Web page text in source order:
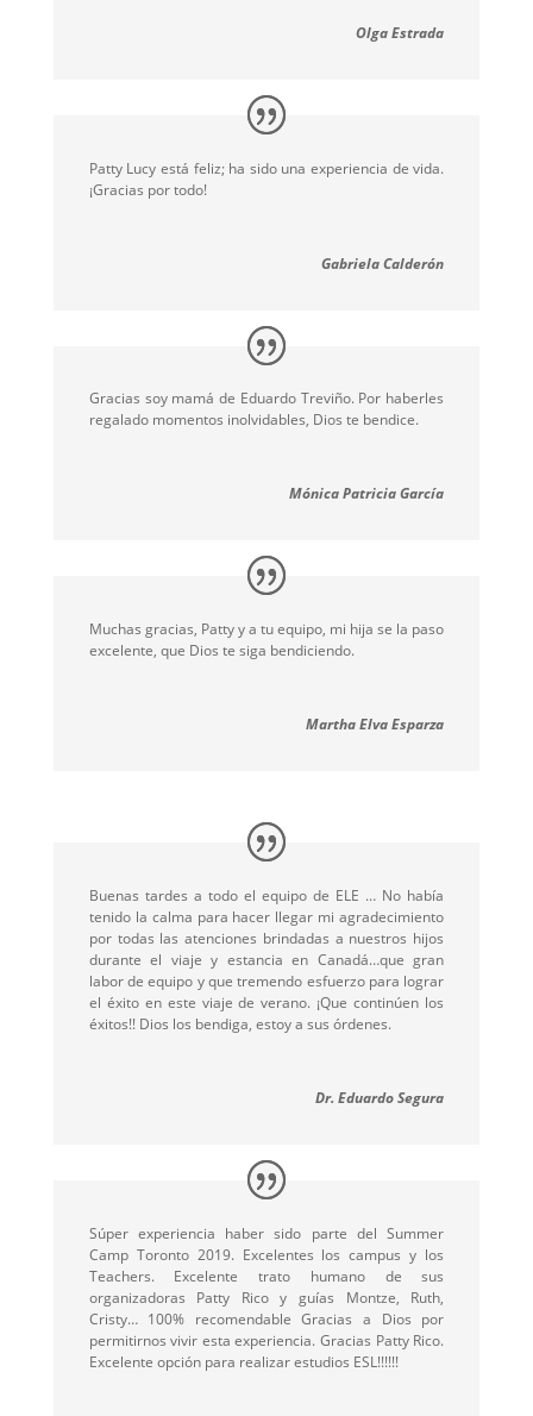
Olga Estrada
Patty Lucy está feliz; ha sido una experiencia de vida.
¡Gracias por todo!
Gabriela Calderón
Gracias soy mamá de Eduardo Treviño. Por haberles
regalado momentos inolvidables, Dios te bendice.
Mónica Patricia García
Muchas gracias, Patty y a tu equipo, mi hija se la paso
excelente, que Dios te siga bendiciendo.
Martha Elva Esparza
Buenas tardes a todo el equipo de ELE … No había
tenido la calma para hacer llegar mi agradecimiento
por todas las atenciones brindadas a nuestros hijos
durante el viaje y estancia en Canadá…que gran
labor de equipo y que tremendo esfuerzo para lograr
el éxito en este viaje de verano. ¡Que continúen los
éxitos!! Dios los bendiga, estoy a sus órdenes.
Dr. Eduardo Segura
Súper experiencia haber sido parte del Summer
Camp Toronto 2019. Excelentes los campus y los
Teachers. Excelente trato humano de sus
organizadoras Patty Rico y guías Montze, Ruth,
Cristy… 100% recomendable Gracias a Dios por
permitirnos vivir esta experiencia. Gracias Patty Rico.
Excelente opción para realizar estudios ESL!!!!!!